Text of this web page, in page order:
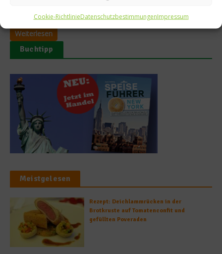
Cookie-RichtlinieDatenschutzbestimmungenImpressum
Tiere Rückstände von...
Weiterlesen
Buchtipp
Meistgelesen
Rezept: Deichlammrücken in der
Brotkruste auf Tomatenconfit und
gefüllten Poveraden